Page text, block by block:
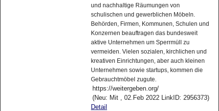
und nachhaltige Räumungen von
schulischen und gewerblichen Möbeln.
Behörden, Firmen, Kommunen, Schulen und
Konzernen beauftragen das bundesweit
aktive Unternehmen um Sperrmüll zu
vermeiden. Vielen sozialen, kirchlichen und
kreativen Einrichtungen, aber auch kleinen
Unternehmen sowie startups, kommen die
Gebrauchtmöbel zugute.
https://weitergeben.org/
(Neu: Mit , 02.Feb 2022 LinkID: 2956373)
Detail